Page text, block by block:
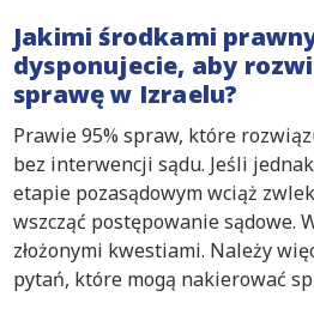
Jakimi środkami
dysponujecie, aby
sprawę w Izraelu?
Prawie 95% spraw, które
bez interwencji sądu. Jeśli
etapie pozasądowym wciąż
wszcząć postępowanie sądowe.
złożonymi kwestiami. Należy
pytań, które mogą nakierować